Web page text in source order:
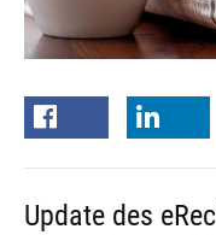
Update des